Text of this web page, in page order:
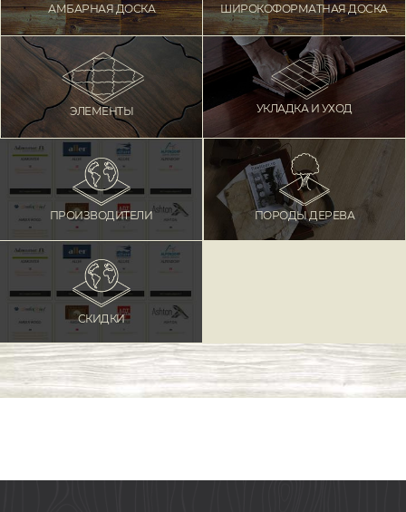
АМБАРНАЯ ДОСКА ШИРОКОФОРМАТНАЯ ДОСКА
ЭЛЕМЕНТЫ УКЛАДКА И УХОД
ПРОИЗВОДИТЕЛИ ПОРОДЫ ДЕРЕВА
СКИДКИ